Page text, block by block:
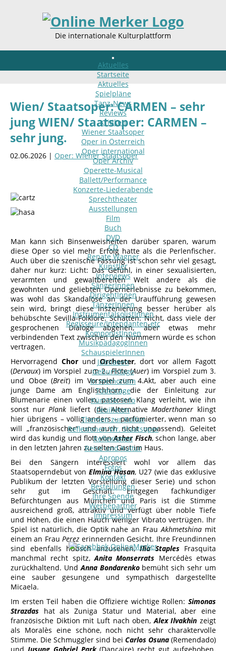
Die internationale Kulturplattform
Aktuelles
Startseite
Aktuelles
Spielpläne
Tanz-News
Reviews
Kritiken
Wiener Staatsoper
Oper in Österreich
Oper international
Oper Archiv
Operette-Musical
Ballett/Performance
Konzerte-Liederabende
Sprechtheater
Ausstellungen
Film
Buch
DVD
CD
Renate Wagner
Künstler
Interviews
SängerInnen
DirigentInnen
TänzerInnen
InstrumentalsolistInnen
Regisseure/Intendanten-etc
KomponistInnen
MusikpädagogInnen
SchauspielerInnen
Jubilaeen
Geburtstage
In memoriam
Todestage
Künstler-Info
Feuilleton
Themen zur Kultur
Reflexionen Wr. Staatsoper
Reflexionen
Reise und Kultur
Apropos
Fotos
Kontakt
Bestellungen
Ihre Spende
Werbepartner
Impressum
Wien/ Staatsoper: CARMEN – sehr
jung WIEN/ Staatsoper: CARMEN –
sehr jung.
02.06.2026 | Oper: Wiener Staatsoper
Man kann sich Binsenweisheiten darüber sparen, warum
diese Oper so viel mehr Erfolg hatte als die Perlenfischer.
Auch über die szenische Fassung ist schon sehr viel gesagt,
daher nur kurz: Licht: Das Gefühl, in einer sexualisierten,
verarmten und gewaltbereiten Welt andere als die
gewohnten und geliebten Opernerlebnisse zu bekommen,
was wohl das Skandalöse an der Uraufführung gewesen
sein wird, bringt diese Inszenierung besser herüber als
behübschte Sevilla-Folklore. Schatten: Nicht, dass viele der
gesprochenen Dialoge abgehen, aber etwas mehr
verbindenden Text zwischen den Nummern würde es schon
vertragen.
Hervorragend Chor undOrchester, dort vor allem Fagott
(Dervaux) im Vorspiel zum 2., Flöte (Auer) im Vorspiel zum 3.
und Oboe (Breit) im Vorspiel zum 4.Akt, aber auch eine
junge Dame am Englischhorn, die der Einleitung zur
Blumenarie einen vollen, pastosen Klang verleiht, wie ihn
sonst nurPlank liefert (die AlternativeMaderthaner klingt
hier übrigens – völlig anders – parfümierter, wenn man so
will „französischer“ und auch nicht unpassend). Geleitet
wird das kundig und flott vonAsher Fisch, schon lange, aber
in den letzten Jahren zu selten Gast im Haus.
Bei den Sängern interessiert wohl vor allem das
Staatsoperndebüt von Elmina Hasan, U27 (wie das exklusive
Publikum der letzten Vorstellung dieser Serie) und schon
sehr gut im Geschäft. Entgegen fachkundiger
Befürchtungen aus München und Paris ist die Stimme
ausreichend groß, attraktiv und verfügt über noble Tiefe
und Höhen, die einen Hauch weniger Vibrato vertrügen. Ihr
Spiel ist natürlich, die Optik nahe an FrauAkhmetshina mit
einem an FrauPerez erinnernden Gesicht. Ihre Freundinnen
sind ebenfalls hübsch anzusehen,Ilia StaplesFrasquita
manchmal recht spitz,Anita Monserrats Mercédès etwas
zurückhaltend. UndAnna Bondarenkobemüht sich sehr um
eine sauber gesungene und sympathisch dargestellte
Micaela.
Im ersten Teil haben die Offiziere wichtige Rollen: Simonas
Strazdas hat als Zuniga Statur und Material, aber eine
französische Diktion mit Luft nach oben,Alex Ilvakhin zeigt
als Moralès eine schöne, noch nicht sehr charaktervolle
Stimme. Die Schmuggler sind bei Carlos Osuna (Remendado)